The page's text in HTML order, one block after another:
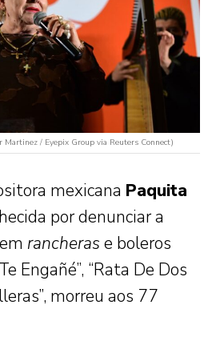
/ Eyepix Group via Reuters Connect)
mexicana Paquita
por denunciar a
rancheras e boleros
Engañé”, “Rata De Dos
morreu aos 77